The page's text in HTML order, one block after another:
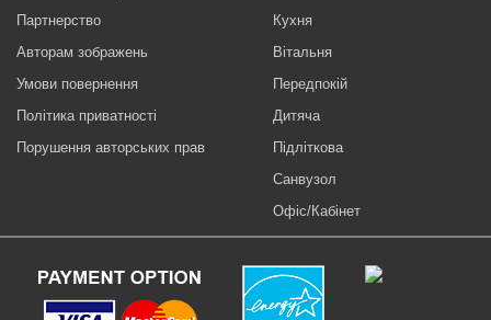
Партнерство
Авторам зображень
Умови повернення
Політика приватності
Порушення авторських прав
Кухня
Вітальня
Передпокій
Дитяча
Підліткова
Санвузол
Офіс/Кабінет